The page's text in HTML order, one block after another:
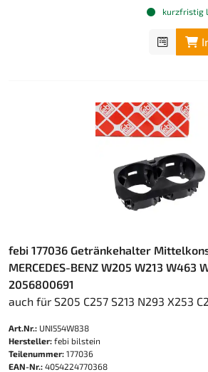
kurzfristig
febi 177036 Getränkehalter
MERCEDES-BENZ W205 W213 W463
2056800691
auch für S205 C257 S213 N293 X253
Art.Nr.: UNI554W838
Hersteller: febi bilstein
Teilenummer: 177036
EAN-Nr.: 4054224770368